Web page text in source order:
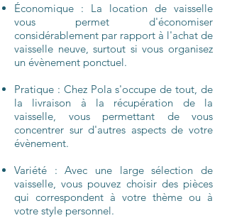
Économique : La location de vaisselle
vous permet d'économiser
considérablement par rapport à l'achat de
vaisselle neuve, surtout si vous organisez
un évènement ponctuel.
Pratique : Chez Pola s'occupe de tout, de
la livraison à la récupération de la
vaisselle, vous permettant de vous
concentrer sur d'autres aspects de votre
évènement.
Variété : Avec une large sélection de
vaisselle, vous pouvez choisir des pièces
qui correspondent à votre thème ou à
votre style personnel.